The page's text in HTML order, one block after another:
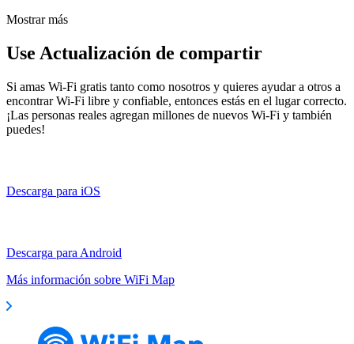
Mostrar más
Use Actualización de compartir
Si amas Wi-Fi gratis tanto como nosotros y quieres ayudar a otros a
encontrar Wi-Fi libre y confiable, entonces estás en el lugar correcto.
¡Las personas reales agregan millones de nuevos Wi-Fi y también
puedes!
Descarga para iOS
Descarga para Android
Más información sobre WiFi Map